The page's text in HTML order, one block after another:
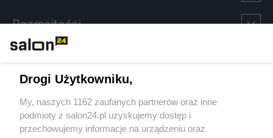
Rozmaitości
Sport
Społeczeństwo
Drogi Użytkowniku,
My, naszych 1162 zaufanych partnerów oraz inne
podmioty z salon24.pl uzyskujemy dostęp i
przechowujemy informacje na urządzeniu oraz